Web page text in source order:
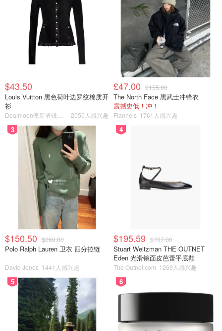
$43.50
Louis Vuitton 黑色荷叶边罗纹棉质开
衫
2050人感兴趣
£47.00 £155.00
The North Face 黑武士冲锋衣
震撼史低！冲！
Flannels 1761人感兴趣
3
$150.50 $269.00
Polo Ralph Lauren 卫衣 四分拉链
David Jones 1441人感兴趣
4
$195.59 $707.00
Stuart Weitzman THE OUTNET
Eden 光滑镜面皮芭蕾平底鞋
The Outnet.com 1269人感兴趣
5 6